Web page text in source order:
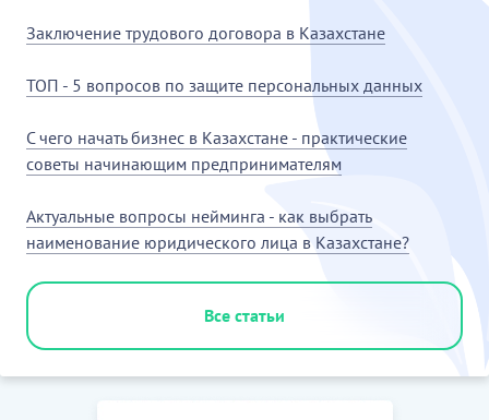
Заключение трудового договора в Казахстане
ТОП - 5 вопросов по защите персональных данных
С чего начать бизнес в Казахстане - практические
советы начинающим предпринимателям
Актуальные вопросы нейминга - как выбрать
наименование юридического лица в Казахстане?
Все статьи